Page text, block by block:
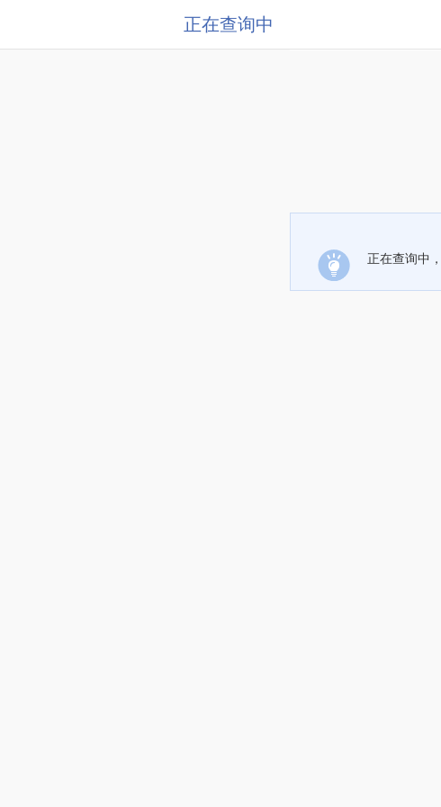
正在查询中
正在查询中